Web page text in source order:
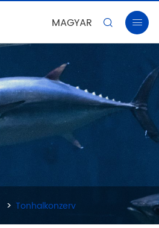
MAGYAR  
Tonhalkonzerv